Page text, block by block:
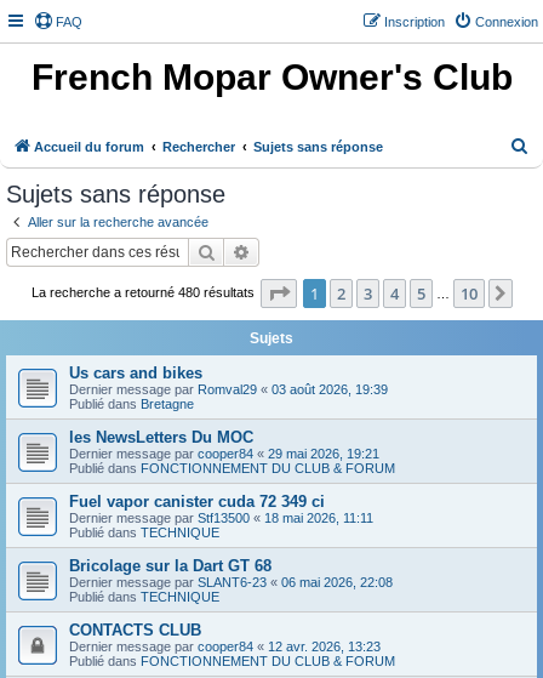
FAQ Connexion
Inscription
French Mopar Owner's Club
Accueil du forum Rechercher Sujets sans réponse
c
Sujets sans réponse
Aller sur la recherche avancée
Rechercher
La recherche a retourné 480 résultats Page 1sur10
1 2 3 4 5 10
Sujets
Us cars and bikes
Dernier message par Romval29 « 03 août 2026, 19:39
Publié dans Bretagne
les NewsLetters Du MOC
Dernier message par cooper84 « 29 mai 2026, 19:21
Publié dans FONCTIONNEMENT DU CLUB & FORUM
Fuel vapor canister cuda 72 349 ci
Dernier message par Stf13500 « 18 mai 2026, 11:11
Publié dans TECHNIQUE
Bricolage sur la Dart GT 68
Dernier message par SLANT6-23 « 06 mai 2026, 22:08
Publié dans TECHNIQUE
CONTACTS CLUB
Dernier message par cooper84 « 12 avr. 2026, 13:23
Publié dans FONCTIONNEMENT DU CLUB & FORUM